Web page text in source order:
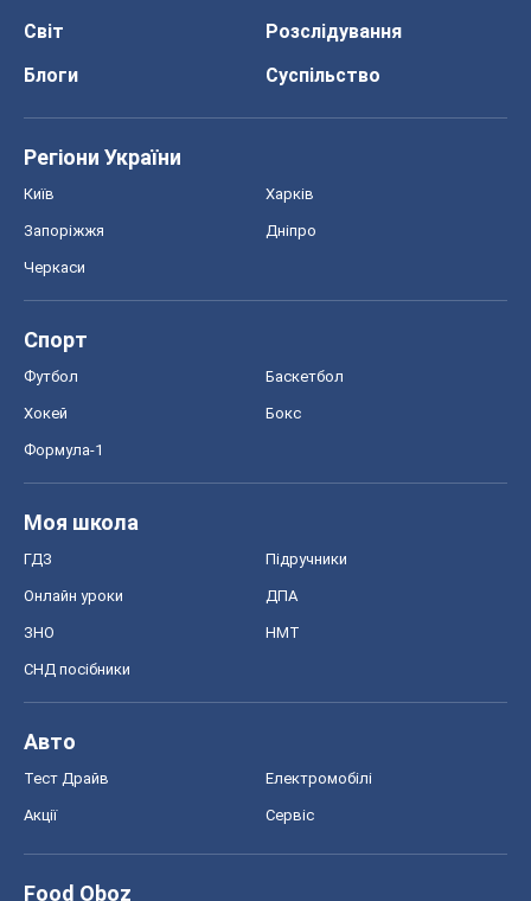
Світ
Розслідування
Блоги
Суспільство
Регіони України
Київ Харків
Запоріжжя Дніпро
Черкаси
Спорт
Футбол Баскетбол
Хокей Бокс
Формула-1
Моя школа
ГДЗ Підручники
Онлайн уроки ДПА
ЗНО НМТ
СНД посібники
Авто
Тест Драйв Електромобілі
Акції Сервіс
Food Oboz